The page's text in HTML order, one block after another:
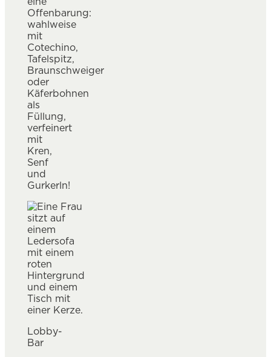
Offenbarung:
wahlweise
mit
Cotechino,
Tafelspitz,
Braunschweiger
oder
Käferbohnen
als
Füllung,
verfeinert
mit
Kren,
Senf
und
Gurkerln!
Lobby-
Bar